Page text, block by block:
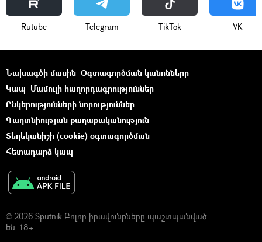
Rutube Telegram ТikТоk VK
Նախագծի մասին Օգտագործման կանոնները
Կապ Մամուլի հաղորդագրություններ
Ընկերությունների նորություններ
Գաղտնիության քաղաքականություն
Տեղեկանիշի (cookie) օգտագործման
Հետադարձ կապ
© 2026 Sputnik Բոլոր իրավունքները պաշտպանված
են. 18+